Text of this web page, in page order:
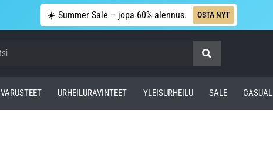
☀️ Summer Sale – jopa 60% alennus. OSTA NYT
VARUSTEET URHEILURAVINTEET YLEISURHEILU SALE CASUAL